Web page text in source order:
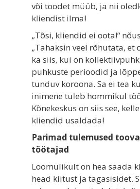
või toodet müüb, ja nii
kliendist ilma!
„Tõsi, kliendid ei oota!“
„Tahaksin veel rõhutata, et
ka siis, kui on
puhkuste perioodid ja
tunduv koroona. Sa ei tea
inimene tuleb hommikul
Kõnekeskus on siis see,
kliendid usaldada!
Parimad tulemused
töötajad
Loomulikult on hea saada
head kiitust ja tagasisidet.